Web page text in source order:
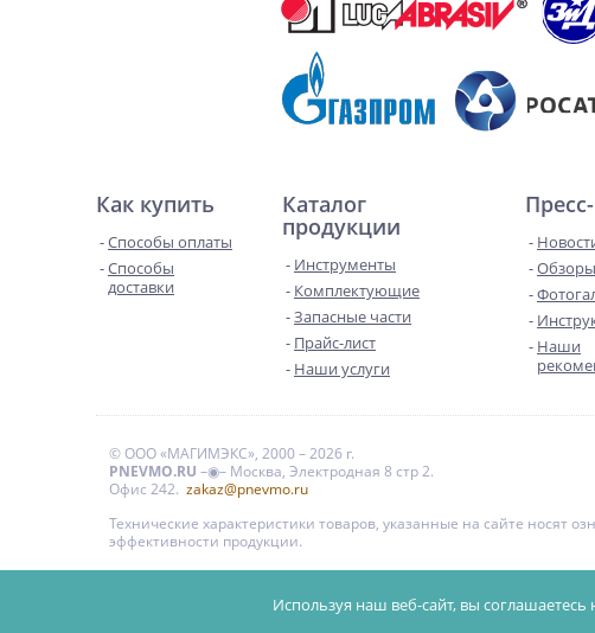
Как купить
Способы оплаты
Способы
доставки
Каталог
продукции
Инструменты
Комплектующие
Запасные части
Прайс-лист
Наши услуги
Наши
© ООО «МАГИМЭКС», 2000 – 2026 г.
PNEVMO.RU –◉– Москва, Электродная 8 стр 2.
Офис 242. zakaz@pnevmo.ru
Технические характеристики товаров, указанные на сайте носят
эффективности продукции.
Цены на сайте даны для справки и не являются публичной
Используя наш веб-сайт, вы соглашаетесь